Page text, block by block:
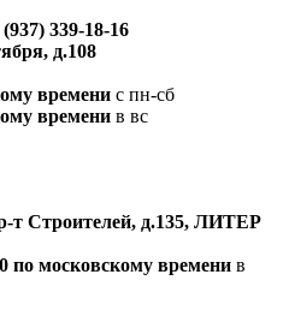
339-18-16
д.108
времени с пн-сб
времени в вс
т Строителей, д.135, ЛИТЕР
по московскому времени в